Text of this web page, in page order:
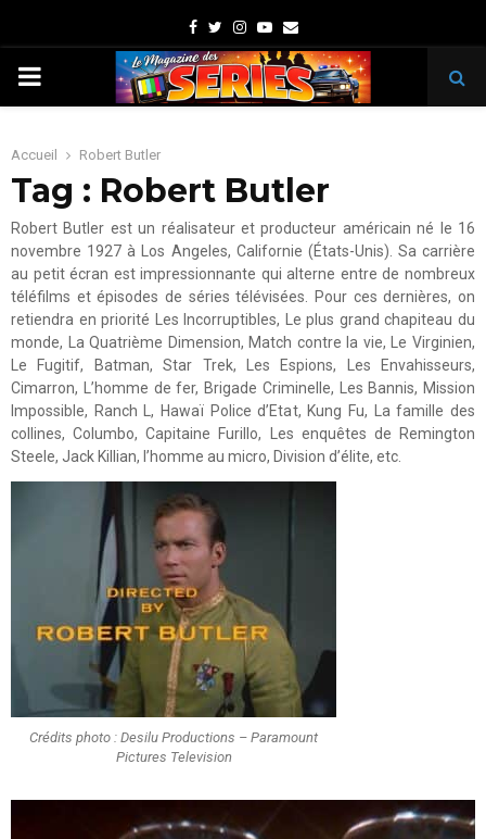
Facebook
TwitterInstagram
Youtube
Email
PRIMARY
Accueil Robert Butler
Tag : Robert Butler
Robert Butler est un réalisateur et producteur américain né le 16
novembre 1927 à Los Angeles, Californie (États-Unis). Sa carrière
au petit écran est impressionnante qui alterne entre de nombreux
téléfilms et épisodes de séries télévisées. Pour ces dernières, on
retiendra en priorité Les Incorruptibles, Le plus grand chapiteau du
monde, La Quatrième Dimension, Match contre la vie, Le Virginien,
Le Fugitif, Batman, Star Trek, Les Espions, Les Envahisseurs,
Cimarron, L’homme de fer, Brigade Criminelle, Les Bannis, Mission
Impossible, Ranch L, Hawaï Police d’Etat, Kung Fu, La famille des
collines, Columbo, Capitaine Furillo, Les enquêtes de Remington
Steele, Jack Killian, l’homme au micro, Division d’élite, etc.
Crédits photo : Desilu Productions – Paramount
Pictures Television